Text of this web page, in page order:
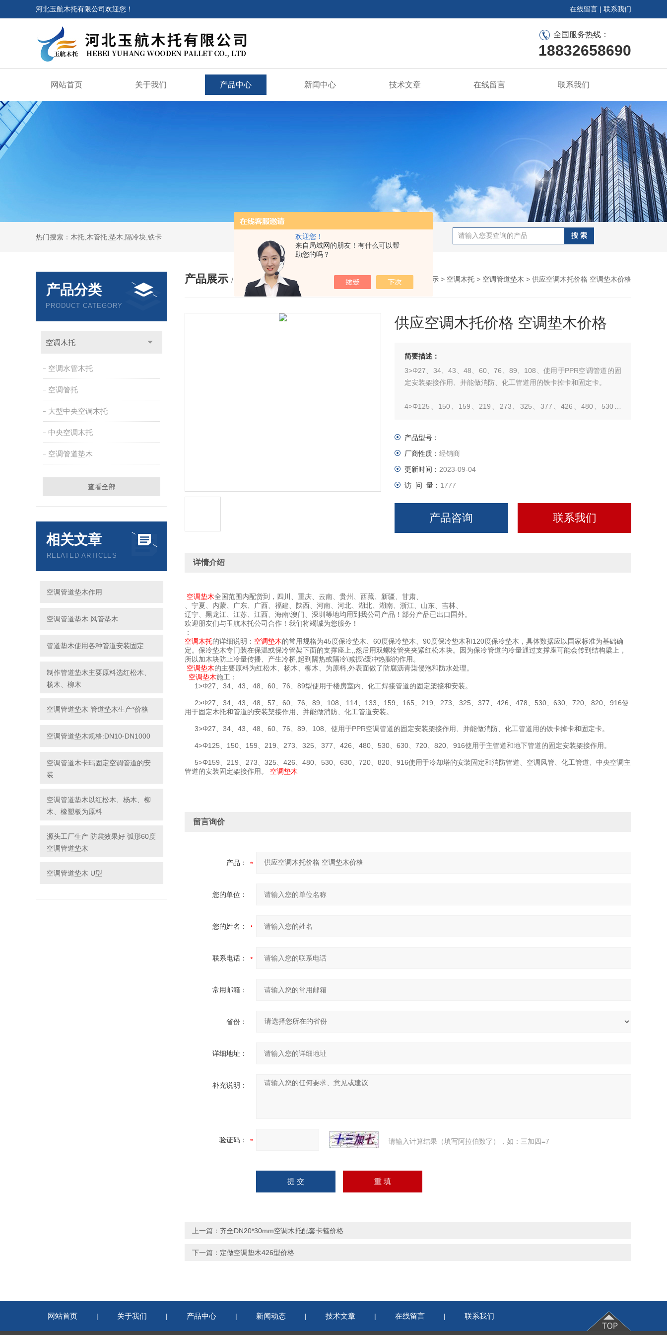
欢迎您！
来自局域网的朋友！有什么可以帮
助您的吗？
河北玉航木托有限公司欢迎您！ 在线留言 | 联系我们
全国服务热线：
18832658690
网站首页 关于我们 产品中心 新闻中心 技术文章 在线留言 联系我们
热门搜索：木托,木管托,垫木,隔冷块,铁卡
产品分类
PRODUCT CATEGORY
空调木托
空调水管木托
空调管托
大型中央空调木托
中央空调木托
空调管道垫木
查看全部
相关文章
RELATED ARTICLES
空调管道垫木作用
空调管道垫木 风管垫木
管道垫木使用各种管道安装固定
制作管道垫木主要原料选红松木、
杨木、柳木
空调管道垫木 管道垫木生产*价格
空调管道垫木规格:DN10-DN1000
空调管道木卡玛固定空调管道的安
装
空调管道垫木以红松木、杨木、柳
木、橡塑板为原料
源头工厂生产 防震效果好 弧形60度
空调管道垫木
空调管道垫木 U型
产品展示 / PRODUCTS 您的位置： 网站首页 产品展示 > 空调木托 > 空调管道垫木 > 供应空调木托价格 空调垫木价格
供应空调木托价格 空调垫木价格
简要描述：
3>Φ27、34、43、48、60、76、89、108、使用于PPR空调管道的固
定安装架接作用、并能做消防、化工管道用的铁卡掉卡和固定卡。
4>Φ125、150、159、219、273、325、377、426、480、530、
5>Φ159、219、273、325、426、48
产品型号：
厂商性质： 经销商
更新时间： 2023-09-04
访 问 量： 1777
产品咨询 联系我们
详情介绍
空调垫木全国范围内配货到，四川、重庆、云南、贵州、西藏、新疆、甘肃、
、宁夏、内蒙、广东、广西、福建、陕西、河南、河北、湖北、湖南、浙江、山东、吉林、
辽宁、黑龙江、江苏、江西、海南\澳门、深圳等地均用到我公司产品！部分产品已出口国外。
欢迎朋友们与玉航木托公司合作！我们将竭诚为您服务！
：
空调木托的详细说明： 空调垫木的常用规格为45度保冷垫木、60度保冷垫木、90度保冷垫木和120度保冷垫木，具体数据应以国家标准为基础确
定。保冷垫木专门装在保温或保冷管架下面的支撑座上,,然后用双螺栓管夹夹紧红松木块。因为保冷管道的冷量通过支撑座可能会传到结构梁上，
所以加木块防止冷量传播、产生冷桥,起到隔热或隔冷\减振\缓冲热膨的作用。
空调垫木的主要原料为红松木、杨木、柳木、为原料,外表面做了防腐沥青柒侵泡和防水处理。
空调垫木施工：
1>Φ27、34、43、48、60、76、89型使用于楼房室内、化工焊接管道的固定架接和安装。
2>Φ27、34、43、48、57、60、76、89、108、114、133、159、165、219、273、325、377、426、478、530、630、720、820、916使
用于固定木托和管道的安装架接作用、并能做消防、化工管道安装。
3>Φ27、34、43、48、60、76、89、108、使用于PPR空调管道的固定安装架接作用、并能做消防、化工管道用的铁卡掉卡和固定卡。
4>Φ125、150、159、219、273、325、377、426、480、530、630、720、820、916使用于主管道和地下管道的固定安装架接作用。
5>Φ159、219、273、325、426、480、530、630、720、820、916使用于冷却塔的安装固定和消防管道、空调风管、化工管道、中央空调主
管道的安装固定架接作用。 空调垫木
留言询价
产品：
您的单位：
您的姓名：
联系电话：
常用邮箱：
省份：
详细地址：
补充说明：
验证码： 请输入计算结果（填写阿拉伯数字），如：三加四=7
上一篇： 齐全DN20*30mm空调木托配套卡箍价格
下一篇： 定做空调垫木426型价格
网站首页 | 关于我们 | 产品中心 | 新闻动态 | 技术文章 | 在线留言 | 联系我们